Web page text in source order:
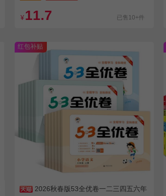
¥ 11.7 已售10+件
红包补贴
2026秋春版53全优卷一二三四五六年